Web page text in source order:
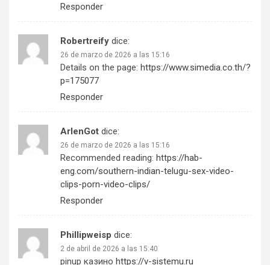
Responder
Robertreify dice:
26 de marzo de 2026 a las 15:16
Details on the page: https://www.simedia.co.th/?
p=175077
Responder
ArlenGot dice:
26 de marzo de 2026 a las 15:16
Recommended reading: https://hab-
eng.com/southern-indian-telugu-sex-video-
clips-porn-video-clips/
Responder
Phillipweisp dice:
2 de abril de 2026 a las 15:40
pinup казино https://v-sistemu.ru